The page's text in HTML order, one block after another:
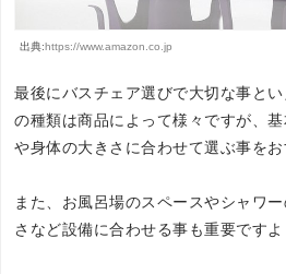
出典:https://www.amazon.co.jp
最後にバスチェア選びで大切な事と
の種類は商品によって様々ですが、
や身体の大きさに合わせて選ぶ事をお
また、お風呂場のスペースやシャワ
さなど設備に合わせる事も重要ですよ